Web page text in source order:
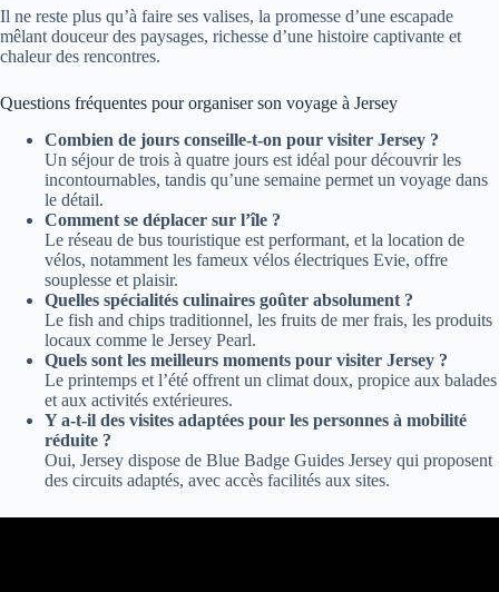
Il ne reste plus qu’à faire ses valises, la promesse d’une escapade
mêlant douceur des paysages, richesse d’une histoire captivante et
chaleur des rencontres.
Questions fréquentes pour organiser son voyage à Jersey
Combien de jours conseille-t-on pour visiter Jersey ?
Un séjour de trois à quatre jours est idéal pour découvrir les
incontournables, tandis qu’une semaine permet un voyage dans
le détail.
Comment se déplacer sur l’île ?
Le réseau de bus touristique est performant, et la location de
vélos, notamment les fameux vélos électriques Evie, offre
souplesse et plaisir.
Quelles spécialités culinaires goûter absolument ?
Le fish and chips traditionnel, les fruits de mer frais, les produits
locaux comme le Jersey Pearl.
Quels sont les meilleurs moments pour visiter Jersey ?
Le printemps et l’été offrent un climat doux, propice aux balades
et aux activités extérieures.
Y a-t-il des visites adaptées pour les personnes à mobilité
réduite ?
Oui, Jersey dispose de Blue Badge Guides Jersey qui proposent
des circuits adaptés, avec accès facilités aux sites.